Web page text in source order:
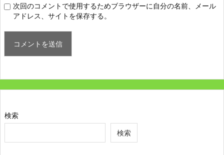
次回のコメントで使用するためブラウザーに自分の名前、メール
アドレス、サイトを保存する。
検索
検索